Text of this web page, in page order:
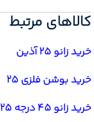
کالاهای مرتبط
خرید زانو 25 آذین
خرید بوشن فلزی 25
خرید زانو 45 درجه 25